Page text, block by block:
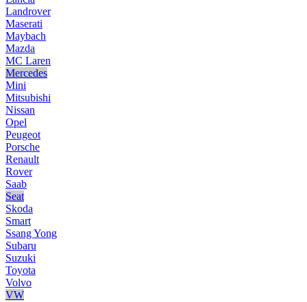
Landrover
Maserati
Maybach
Mazda
MC Laren
Mercedes
Mini
Mitsubishi
Nissan
Opel
Peugeot
Porsche
Renault
Rover
Saab
Seat
Skoda
Smart
Ssang Yong
Subaru
Suzuki
Toyota
Volvo
VW